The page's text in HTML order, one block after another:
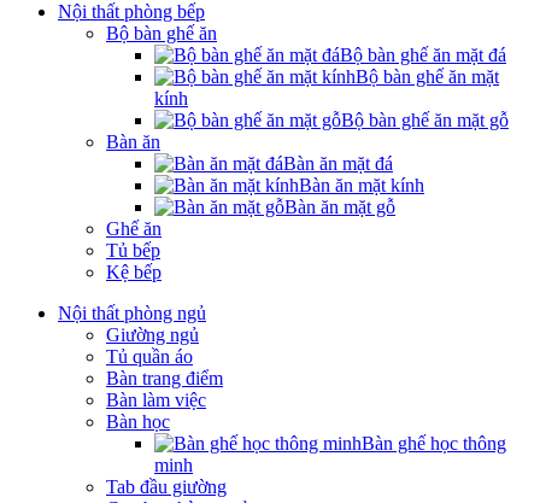
Nội thất phòng bếp
Bộ bàn ghế ăn
Bộ bàn ghế ăn mặt đá
Bộ bàn ghế ăn mặt
kính
Bộ bàn ghế ăn mặt gỗ
Bàn ăn
Bàn ăn mặt đá
Bàn ăn mặt kính
Bàn ăn mặt gỗ
Ghế ăn
Tủ bếp
Kệ bếp
Nội thất phòng ngủ
Giường ngủ
Tủ quần áo
Bàn trang điểm
Bàn làm việc
Bàn học
Bàn ghế học thông
minh
Tab đầu giường